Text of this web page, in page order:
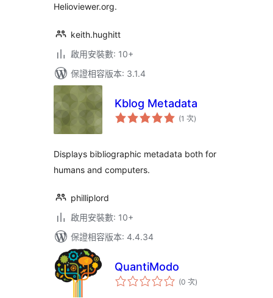
Helioviewer.org.
keith.hughitt
啟用安裝數: 10+
保證相容版本: 3.1.4
Kblog Metadata
(1 次評
分)
Displays bibliographic metadata both for
humans and computers.
philliplord
啟用安裝數: 10+
保證相容版本: 4.4.34
QuantiModo
(0 次評
分)